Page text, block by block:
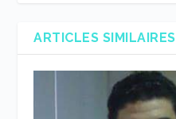
ARTICLES SIMILAIRES